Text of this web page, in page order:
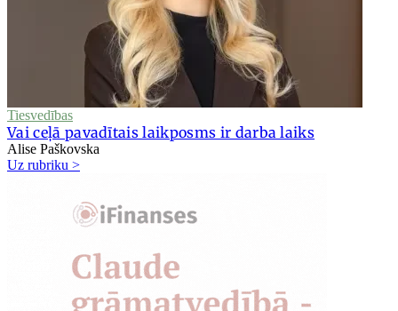
Tiesvedības
Vai ceļā pavadītais laikposms ir darba laiks
Alise Paškovska
Uz rubriku >